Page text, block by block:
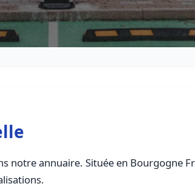
notre annuaire. Située en Bourgogne